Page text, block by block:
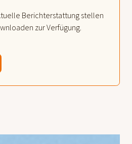
Berichterstattung stellen
zur Verfügung.